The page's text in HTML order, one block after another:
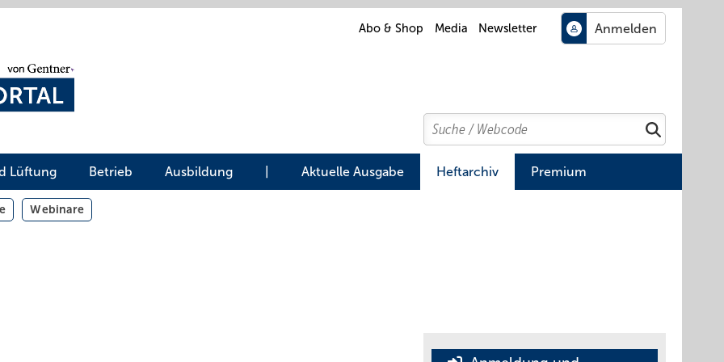
Abo & Shop Media Newsletter
Search
Suchen
Lüftung Betrieb Ausbildung Aktuelle Ausgabe Heftarchiv Premium
Webinare